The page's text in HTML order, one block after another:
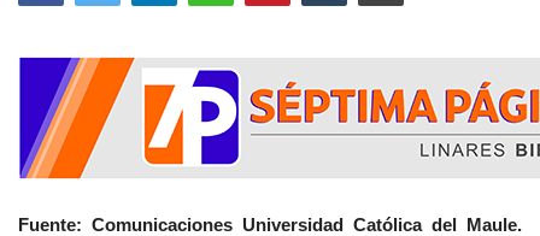
Fuente: Comunicaciones Universidad Católica del Maule.